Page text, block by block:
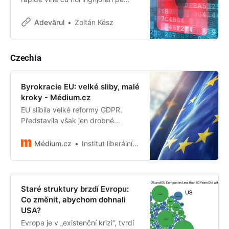
5G prinde viteză în întreaga
Adevărul Zoltán Kész
Czechia
Byrokracie EU: velké sliby, malé
kroky - Médium.cz
EU slíbila velké reformy GDPR.
Představila však jen drobné
Médium.cz
Institut liberálních studií
Staré struktury brzdí Evropu:
Co změnit, abychom dohnali
USA?
Evropa je v „existenční krizi“, tvrdí